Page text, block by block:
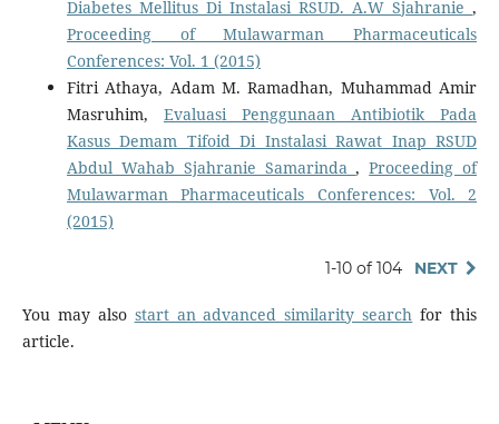
Diabetes Mellitus Di Instalasi RSUD. A.W Sjahranie,
Proceeding of Mulawarman Pharmaceuticals
Conferences: Vol. 1 (2015)
Fitri Athaya, Adam M. Ramadhan, Muhammad Amir
Masruhim, Evaluasi Penggunaan Antibiotik Pada
Kasus Demam Tifoid Di Instalasi Rawat Inap RSUD
Abdul Wahab Sjahranie Samarinda,Proceeding of
Mulawarman Pharmaceuticals Conferences: Vol. 2
(2015)
1-10 of 104 NEXT
You may also start an advanced similarity search for this
article.